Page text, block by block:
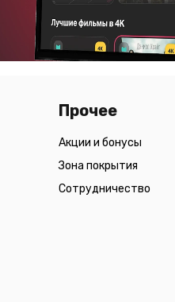
Прочее
Акции и бонусы
Зона покрытия
Сотрудничество